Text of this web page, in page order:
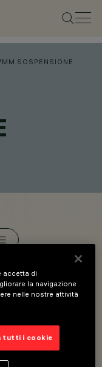
SOSPENSIONE
e materiale
accetta di
la navigazione
nelle nostre attività
tutti i cookie